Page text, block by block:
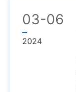
03-06
2024